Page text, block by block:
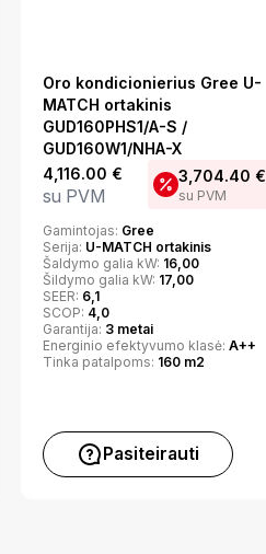
Oro kondicionierius Gree U-
MATCH ortakinis
GUD160PHS1/A-S /
GUD160W1/NHA-X
4,116.00 €
su PVM
3,704.40 €
su PVM
Gamintojas: Gree
Serija: U-MATCH ortakinis
Šaldymo galia kW: 16,00
Šildymo galia kW: 17,00
SEER: 6,1
SCOP: 4,0
Garantija: 3 metai
Energinio efektyvumo klasė: A++
Tinka patalpoms: 160 m2
Pasiteirauti